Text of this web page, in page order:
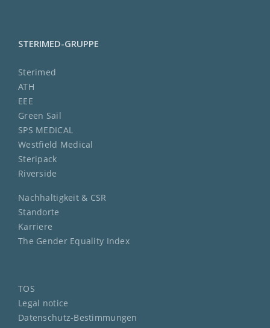
STERIMED-GRUPPE
Sterimed
ATH
EEE
Green Sail
SPS MEDICAL
Westfield Medical
Steripack
Riverside
Nachhaltigkeit & CSR
Standorte
Karriere
The Gender Equality Index
TOS
Legal notice
Datenschutz-Bestimmungen